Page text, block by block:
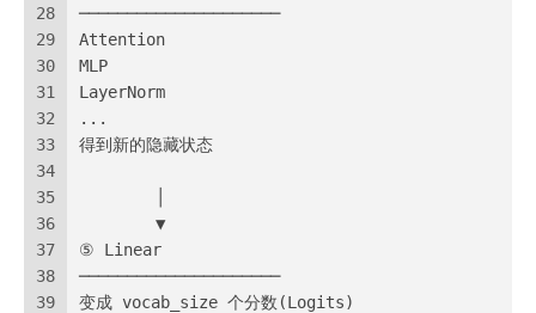
28
29
30
31
32
33
34
35
36
37
38
39
─────────────────────
Attention
MLP
LayerNorm
...
得到新的隐藏状态
        ▼
⑤ Linear
─────────────────────
变成 vocab_size 个分数(Logits)